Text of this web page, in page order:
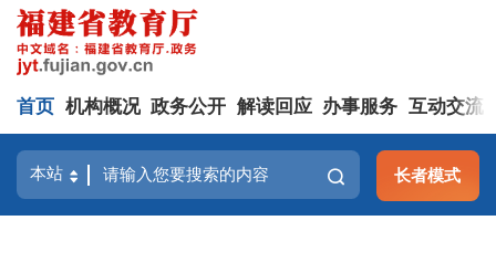
首页 机构概况 政务公开 解读回应 办事服务 互动交流
长者模式